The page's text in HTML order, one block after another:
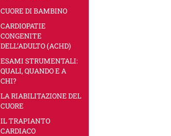
CUORE DI BAMBINO
CARDIOPATIE
CONGENITE
DELL’ADULTO (ACHD)
ESAMI STRUMENTALI:
QUALI, QUANDO E A
CHI?
LA RIABILITAZIONE DEL
CUORE
IL TRAPIANTO
CARDIACO